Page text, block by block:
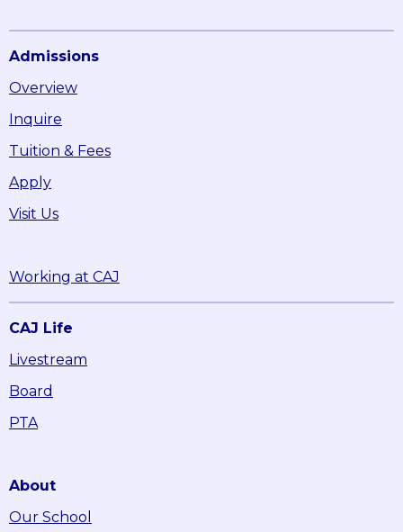
Admissions
Overview
Inquire
Tuition & Fees
Apply
Visit Us
Working at CAJ
CAJ Life
Livestream
Board
PTA
About
Our School